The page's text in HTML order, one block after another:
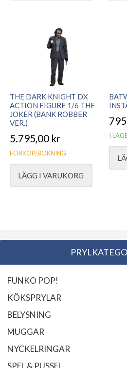
THE DARK KNIGHT DX
ACTION FIGURE 1/6 THE
JOKER (BANK ROBBER
VER.)
5.795,00 kr
FÖRKÖP/BOKNING
LÄGG I VARUKORG
I
FUNKO POP!
KÖKSPRYLAR
BELYSNING
MUGGAR
NYCKELRINGAR
SPEL & PUSSEL